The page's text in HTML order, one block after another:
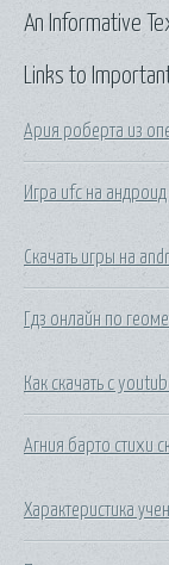
Links to
Ария роберта из
Игра ufc на
Скачать игры на
Гдз онлайн по
Как скачать с
Агния барто стихи
Характеристика
An Informative